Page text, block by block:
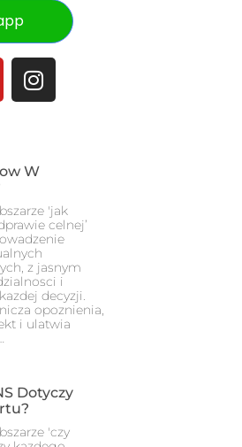
W
'jak
celnej’
z jasnym
i
decyzji.
opoznienia,
i ulatwia
Dotyczy
'czy